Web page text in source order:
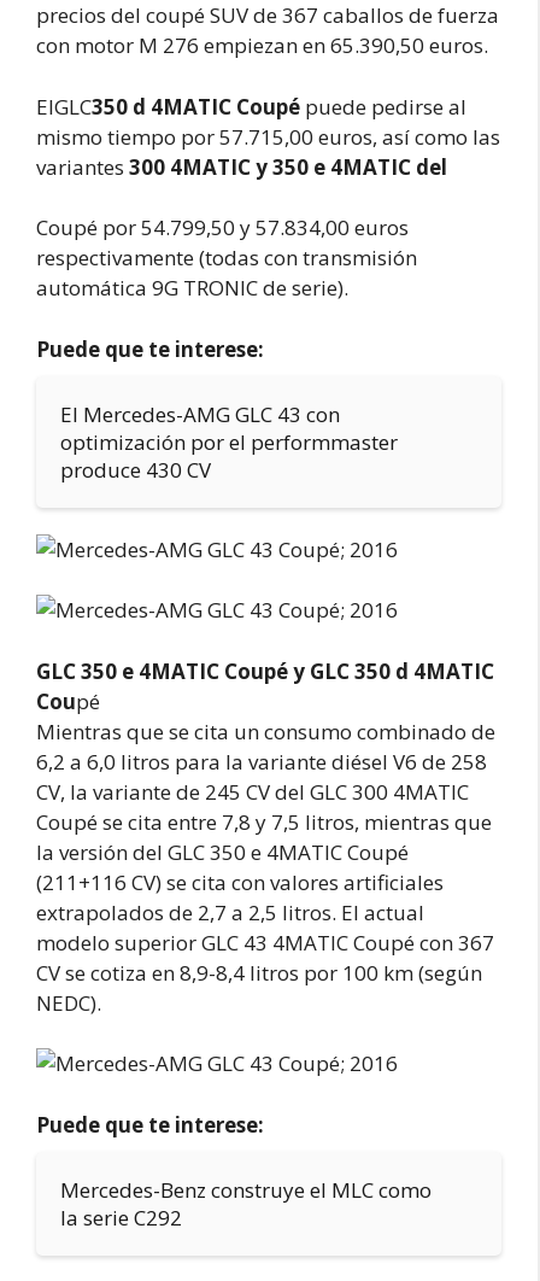
precios del coupé SUV de 367 caballos de fuerza
con motor M 276 empiezan en 65.390,50 euros.
ElGLC350 d 4MATIC Coupé puede pedirse al
mismo tiempo por 57.715,00 euros, así como las
variantes 300 4MATIC y 350 e 4MATIC del
Coupé por 54.799,50 y 57.834,00 euros
respectivamente (todas con transmisión
automática 9G TRONIC de serie).
Puede que te interese:
El Mercedes-AMG GLC 43 con
optimización por el performmaster
produce 430 CV
GLC 350 e 4MATIC Coupé y GLC 350 d 4MATIC
Coupé
Mientras que se cita un consumo combinado de
6,2 a 6,0 litros para la variante diésel V6 de 258
CV, la variante de 245 CV del GLC 300 4MATIC
Coupé se cita entre 7,8 y 7,5 litros, mientras que
la versión del GLC 350 e 4MATIC Coupé
(211+116 CV) se cita con valores artificiales
extrapolados de 2,7 a 2,5 litros. El actual
modelo superior GLC 43 4MATIC Coupé con 367
CV se cotiza en 8,9-8,4 litros por 100 km (según
NEDC).
Puede que te interese:
Mercedes-Benz construye el MLC como
la serie C292